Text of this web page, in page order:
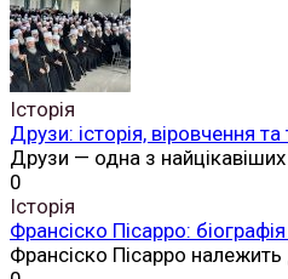
Історія
Друзи: історія, віровчення
Друзи — одна з
0
Історія
Франсіско Пісарро:
Франсіско Пісарро